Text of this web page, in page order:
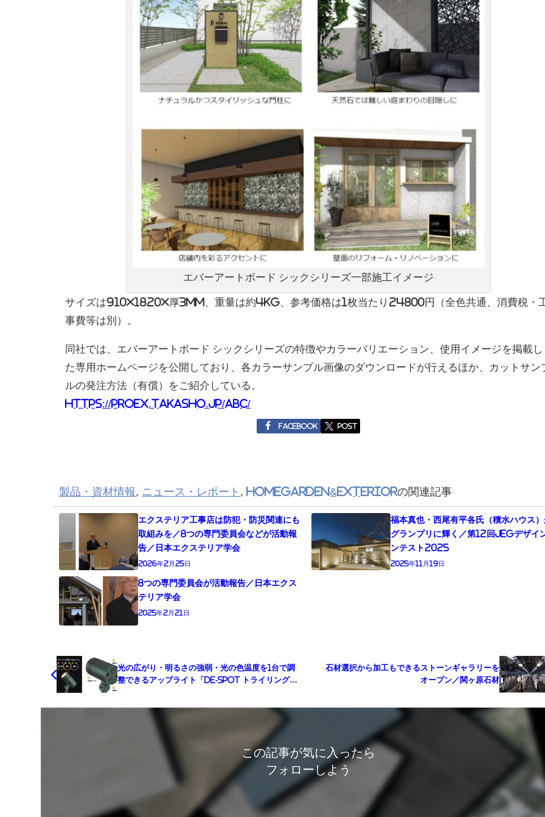
エバーアートボード シックシリーズ一部施工イメージ
サイズは910×1820×厚3mm、重量は約4kg、参考価格は1枚当たり24800円（全色共通、消費税・工
事費等は別）。
同社では、エバーアートボード シックシリーズの特徴やカラーバリエーション、使⽤イメージを掲載し
た専⽤ホームページを公開しており、各カラーサンプル画像のダウンロードが⾏えるほか、カットサン
ルの発注⽅法（有償）をご紹介している。
https://proex.takasho.jp/abc/
Facebook post
製品・資材情報, ニュース・レポート , HomeGarden&EXTERIORの関連記事
エクステリア工事店は防犯・防災関連にも
取組みを／8つの専門委員会などが活動報
告／日本エクステリア学会
2026年2月25日
福本真也・西尾有平各氏（積水ハウス
グランプリに輝く／第12回JEGデザイ
ンテスト2025
2025年11月19日
8つの専門委員会が活動報告／日本エクス
テリア学会
2025年2月21日
光の広がり・明るさの強弱・光の⾊温度を1台で調
整できるアップライト「De-SPOT トライリング」
石材選択から加工もできるストーンギャラリーを
オープン／関ヶ原石材
この記事が気に入ったら
フォローしよう